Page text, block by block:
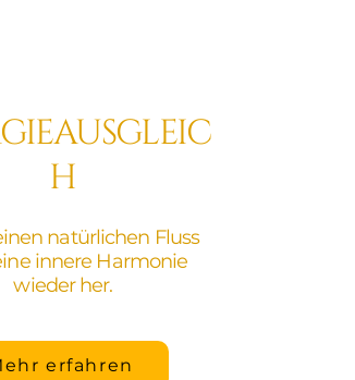
h
natürlichen Fluss
innere Harmonie
wieder her.
erfahren